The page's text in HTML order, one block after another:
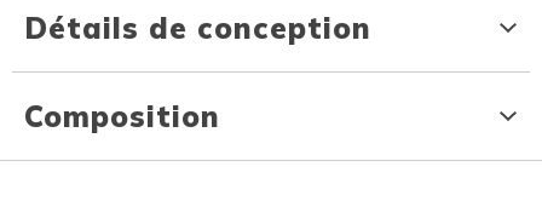
Détails de conception
Composition